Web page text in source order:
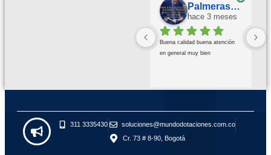
Palmeras Doradas
hace 3 meses
Buena calidad buena atención
en general muy bien
311 3335430
soluciones@mundodotaciones.com.co
Cr. 73 # 8-90, Bogotá